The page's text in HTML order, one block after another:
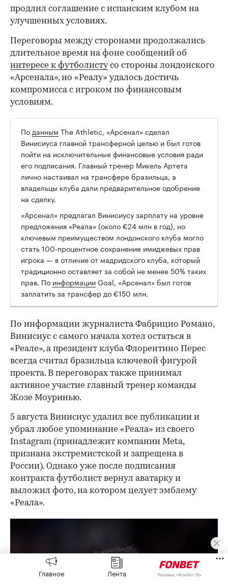
продлил соглашение с испанским клубом на
улучшенных условиях.
/
Переговоры между сторонами продолжались
длительное время на фоне сообщений об
интересе к футболистусо стороны лондонского
«Арсенала», но «Реалу» удалось достичь
компромисса с игроком по финансовым
условиям.
По данным The Athletic, «Арсенал» сделал
Винисиуса главной трансферной целью и был готов
пойти на исключительные финансовые условия ради
его подписания. Главный тренер Микель Артета
лично настаивал на трансфере бразильца, а
владельцы клуба дали предварительное одобрение
на сделку.
«Арсенал» предлагал Винисиусу зарплату на уровне
предложения «Реала» (около €24 млн в год), но
ключевым преимуществом лондонского клуба могло
стать 100-процентное сохранение имиджевых прав
игрока — в отличие от мадридского клуба, который
традиционно оставляет за собой не менее 50% таких
прав. По информацииGoal, «Арсенал» был готов
заплатить за трансфер до €150 млн.
По информации журналиста Фабрицио Романо,
Винисиус с самого начала хотел остаться в
«Реале», а президент клуба Флорентино Перес
всегда считал бразильца ключевой фигурой
проекта. В переговорах также принимал
активное участие главный тренер команды
Жозе Моуринью.
5 августа Винисиус удалил все публикации и
убрал любое упоминание «Реала» из своего
Instagram (принадлежит компании Meta,
признана экстремистской и запрещена в
России). Однако уже после подписания
контракта футболист вернул аватарку и
выложил фото, на котором целует эмблему
«Реала».
Главное Лента Реклама, «Фонбет ТВ»